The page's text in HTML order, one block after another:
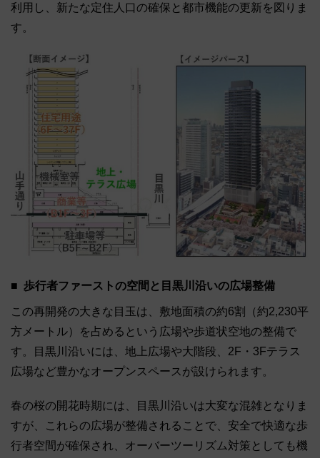
利用し、新たな定住人口の確保と都市機能の更新を図りま
す。
歩行者ファーストの空間と目黒川沿いの広場整備
この再開発の大きな目玉は、敷地面積の約6割（約2,230平
方メートル）を占めるという広場や歩道状空地の整備で
す。目黒川沿いには、地上広場や大階段、2F・3Fテラス
広場など豊かなオープンスペースが設けられます。
春の桜の開花時期には、目黒川沿いは大変な混雑となりま
すが、これらの広場が整備されることで、安全で快適な歩
行者空間が確保され、オーバーツーリズム対策としても機